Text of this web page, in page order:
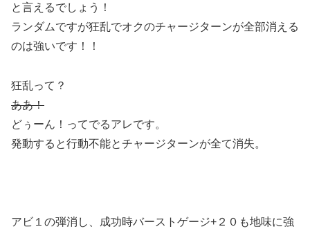
と言えるでしょう！
ランダムですが狂乱でオクのチャージターンが全部消える
のは強いです！！
狂乱って？
ああ！
どぅーん！ってでるアレです。
発動すると行動不能とチャージターンが全て消失。
アビ１の弾消し、成功時バーストゲージ+２０も地味に強